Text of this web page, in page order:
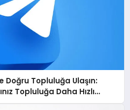
Doğru Topluluğa Ulaşın:
Topluluğa Daha Hızlı